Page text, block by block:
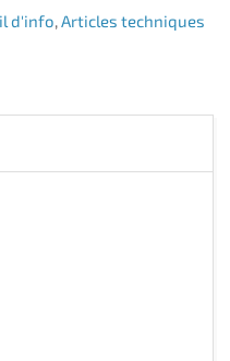
d'info Articles techniques